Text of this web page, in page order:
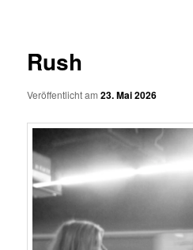
Rush
Veröffentlicht am23. Mai 2026